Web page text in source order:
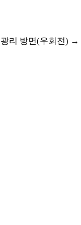
리 방면(우회전) →